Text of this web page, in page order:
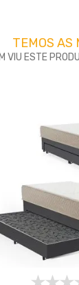
TEMOS AS
VIU ESTE